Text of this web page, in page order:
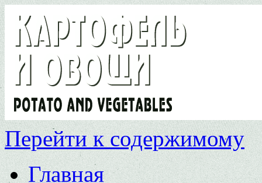
Перейти к содержимому
Главная